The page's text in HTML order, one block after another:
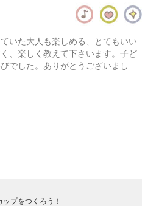
いた大人も楽しめる、とてもいい
、楽しく教えて下さいます。子ど
でした。ありがとうございまし
プをつくろう！